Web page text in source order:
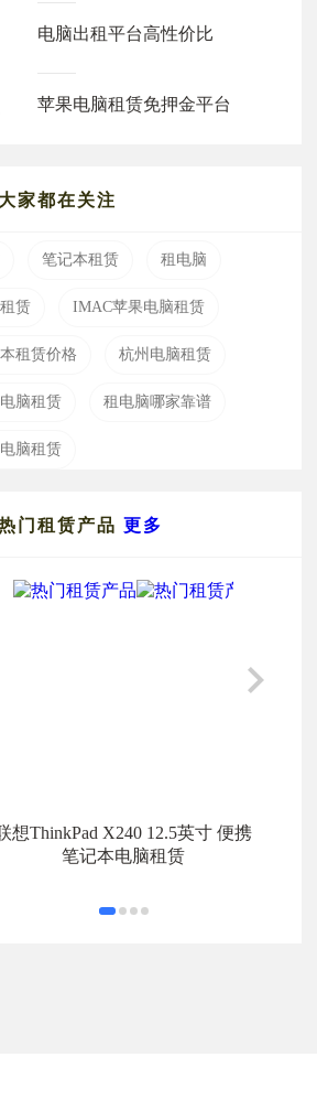
电脑出租平台高性价比
苹果电脑租赁免押金平台
大家都在关注
笔记本租赁 租电脑
赁 IMAC苹果电脑租赁
租赁价格 杭州电脑租赁
脑租赁 租电脑哪家靠谱
脑租赁
门租赁产品 更多
想ThinkPad X240 12.5英寸 便携
笔记本电脑租赁